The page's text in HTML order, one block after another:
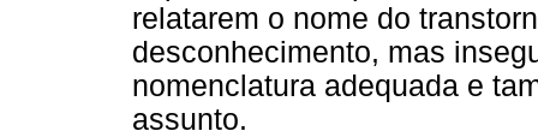
relatarem o nome do
desconhecimento, mas
nomenclatura adequada e
assunto.